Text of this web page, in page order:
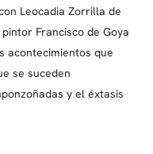
Leocadia Zorrilla de
Francisco de Goya
acontecimientos que
se suceden
y el éxtasis